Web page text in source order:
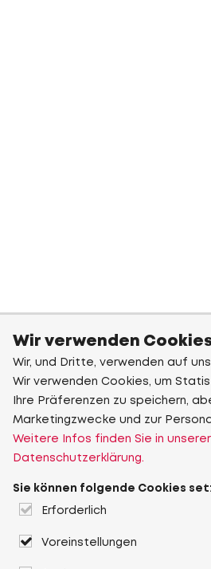
Wir verwenden
Wir, und Dritte, verwenden auf
Wir verwenden Cookies, um
Ihre Präferenzen zu speichern,
Marketingzwecke und zur
Weitere Infos finden Sie in unserer
Datenschutzerklärung.
Sie können folgende Cookies
Erforderlich
Voreinstellungen